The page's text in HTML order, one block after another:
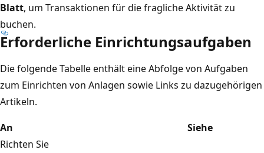
Blatt, um Transaktionen für die fragliche Aktivität zu
buchen.
Erforderliche Einrichtungsaufgaben
Die folgende Tabelle enthält eine Abfolge von Aufgaben
zum Einrichten von Anlagen sowie Links zu dazugehörigen
Artikeln.
An
Siehe
Richten Sie